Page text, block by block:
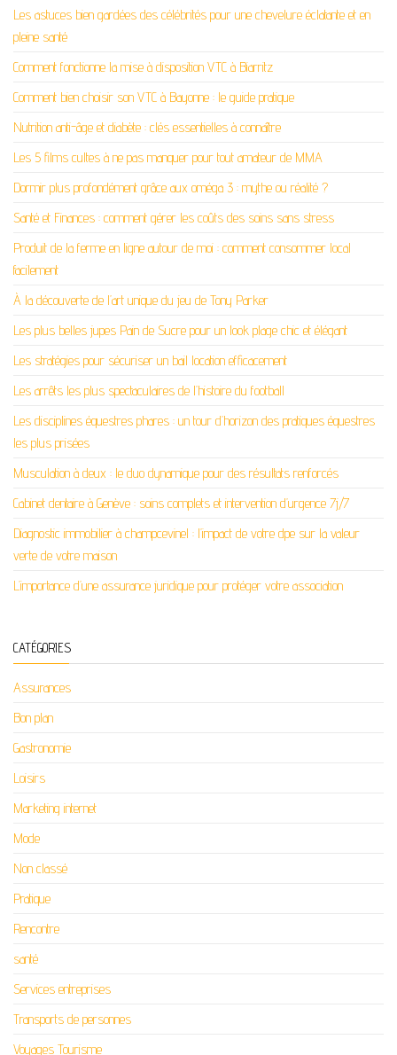
Les astuces bien gardées des célébrités pour une chevelure éclatante et en
pleine santé
Comment fonctionne la mise à disposition VTC à Biarritz
Comment bien choisir son VTC à Bayonne : le guide pratique
Nutrition anti-âge et diabète : clés essentielles à connaître
Les 5 films cultes à ne pas manquer pour tout amateur de MMA
Dormir plus profondément grâce aux oméga 3 : mythe ou réalité ?
Santé et Finances : comment gérer les coûts des soins sans stress
Produit de la ferme en ligne autour de moi : comment consommer local
facilement
À la découverte de l’art unique du jeu de Tony Parker
Les plus belles jupes Pain de Sucre pour un look plage chic et élégant
Les stratégies pour sécuriser un bail location efficacement
Les arrêts les plus spectaculaires de l’histoire du football
Les disciplines équestres phares : un tour d’horizon des pratiques équestres
les plus prisées
Musculation à deux : le duo dynamique pour des résultats renforcés
Cabinet dentaire à Genève : soins complets et intervention d’urgence 7j/7
Diagnostic immobilier à champcevinel : l’impact de votre dpe sur la valeur
verte de votre maison
L’importance d’une assurance juridique pour protéger votre association
CATÉGORIES
Assurances
Bon plan
Gastronomie
Loisirs
Marketing internet
Mode
Non classé
Pratique
Rencontre
santé
Services entreprises
Transports de personnes
Voyages Tourisme